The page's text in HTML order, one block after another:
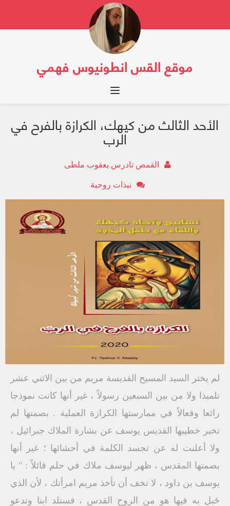
موقع القس انطونيوس فهمي
Toggle navigation
الأحد الثالث من كيهك، الكرازة بالفرح في
الرب
القمص تادرس يعقوب ملطى
نبذات روحية
لم يختر السيد المسيح القديسة مريم من بين الاثني عشر
تلميذا ولا من بين السبعين رسولاً ، غير أنها كانت نموذجا
رائعا وفعالاً في ممارستها الكرازة العملية . بصمتها لم
تخبر خطيبها القديس يوسف عن بشارة الملاك جبرائيل ،
ولا أعلنت له عن تجسد الكلمة في أحشائها ؛ غير أنها
بصمتها المقدس ، ظهر ليوسف ملاك في حلم قائلاً : " يا
یوسف بن داود ، لا تخف أن تأخذ مریم امرأتك ، لأن الذي
ځبل به فيها هو من الروح القدس ، فستلد ابنا وتدعو